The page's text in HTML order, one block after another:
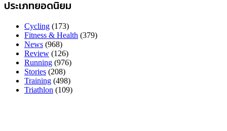
ประเภทยอดนิยม
Cycling (173)
Fitness & Health (379)
News (968)
Review (126)
Running (976)
Stories (208)
Training (498)
Triathlon (109)